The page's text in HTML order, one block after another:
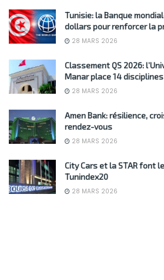
Tunisie: la Banque
dollars pour renforcer la
28 MARS 2026
Classement QS 2026:
Manar place 14
28 MARS 2026
Amen Bank: résilience,
rendez-vous
28 MARS 2026
City Cars et la STAR font
Tunindex20
28 MARS 2026